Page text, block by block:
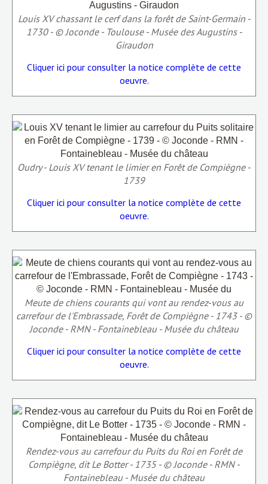
Louis XV chassant le cerf dans la forêt de Saint-Germain -
1730 - © Joconde - Toulouse - Musée des Augustins -
Giraudon
Cliquer ici pour consulter la notice complète de cette
oeuvre.
Oudry - Louis XV tenant le limier en Forêt de Compiègne -
1739
Cliquer ici pour consulter la notice complète de cette
oeuvre.
Meute de chiens courants qui vont au rendez-vous au
carrefour de l'Embrassade, Forêt de Compiègne - 1743 - ©
Joconde - RMN - Fontainebleau - Musée du château
Cliquer ici pour consulter la notice complète de cette
oeuvre.
Rendez-vous au carrefour du Puits du Roi en Forêt de
Compiègne, dit Le Botter - 1735 - © Joconde - RMN -
Fontainebleau - Musée du château